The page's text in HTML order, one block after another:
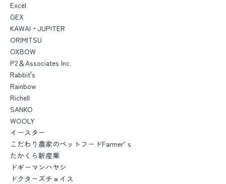
Excel
GEX
KAWAI・JUPITER
ORIMITSU
OXBOW
P2＆Associates Inc.
Rabbit's
Rainbow
Richell
SANKO
WOOLY
イースター
こだわり農家のペットフードFarmer’ｓ
たかくら新産業
ドギーマンハヤシ
ドクターズチョイス